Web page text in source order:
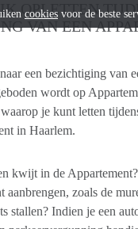
OPLETTEN
VAN EEN
een bezichtiging van
wordt op
je kunt letten
in Haarlem.
kwijt in de
aanbrengen, zoals de
stallen? Indien je een
cookies voor de beste